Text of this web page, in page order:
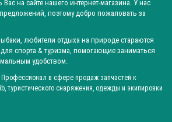
Нижний Новгород; Челябинск; Самара;
Уфа; Красноярск; Воронеж; Пермь;
Саратов; Тюмень; Тольятти; Ижевск;
Ярославль; Кемерово; Астрахань;
Тверь; Иваново и другие областные
в течение 1-3 дней.
флис оникс арт.21278 в интернет
на сайте нашего интернет-магазина. У нас
поэтому добро пожаловать за
любители отдыха на природе стараются
спорта & туризма, помогающие заниматься
удобством.
Профессионал в сфере продаж запчастей к
туристического снаряжения, одежды и экипировки